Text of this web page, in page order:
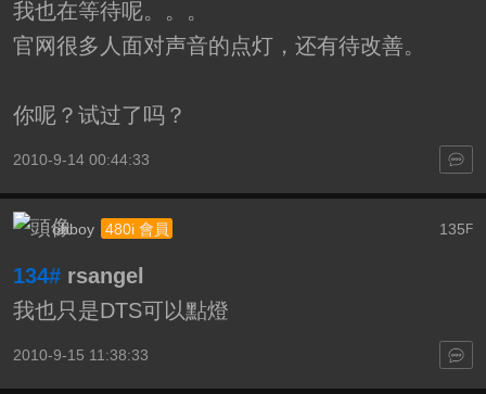
我也在等待呢。。。
官网很多人面对声音的点灯，还有待改善。
你呢？试过了吗？
2010-9-14 00:44:33
135F
obboy 480i 會員
134# rsangel
我也只是DTS可以點燈
2010-9-15 11:38:33